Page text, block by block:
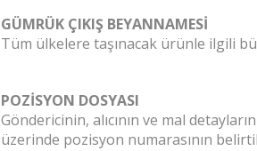
GÜMRÜK ÇIKIŞ BEYANNAMESİ
Tüm ülkelere taşınacak ürünle ilgili
POZİSYON DOSYASI
Göndericinin, alıcının ve mal
üzerinde pozisyon numarasının